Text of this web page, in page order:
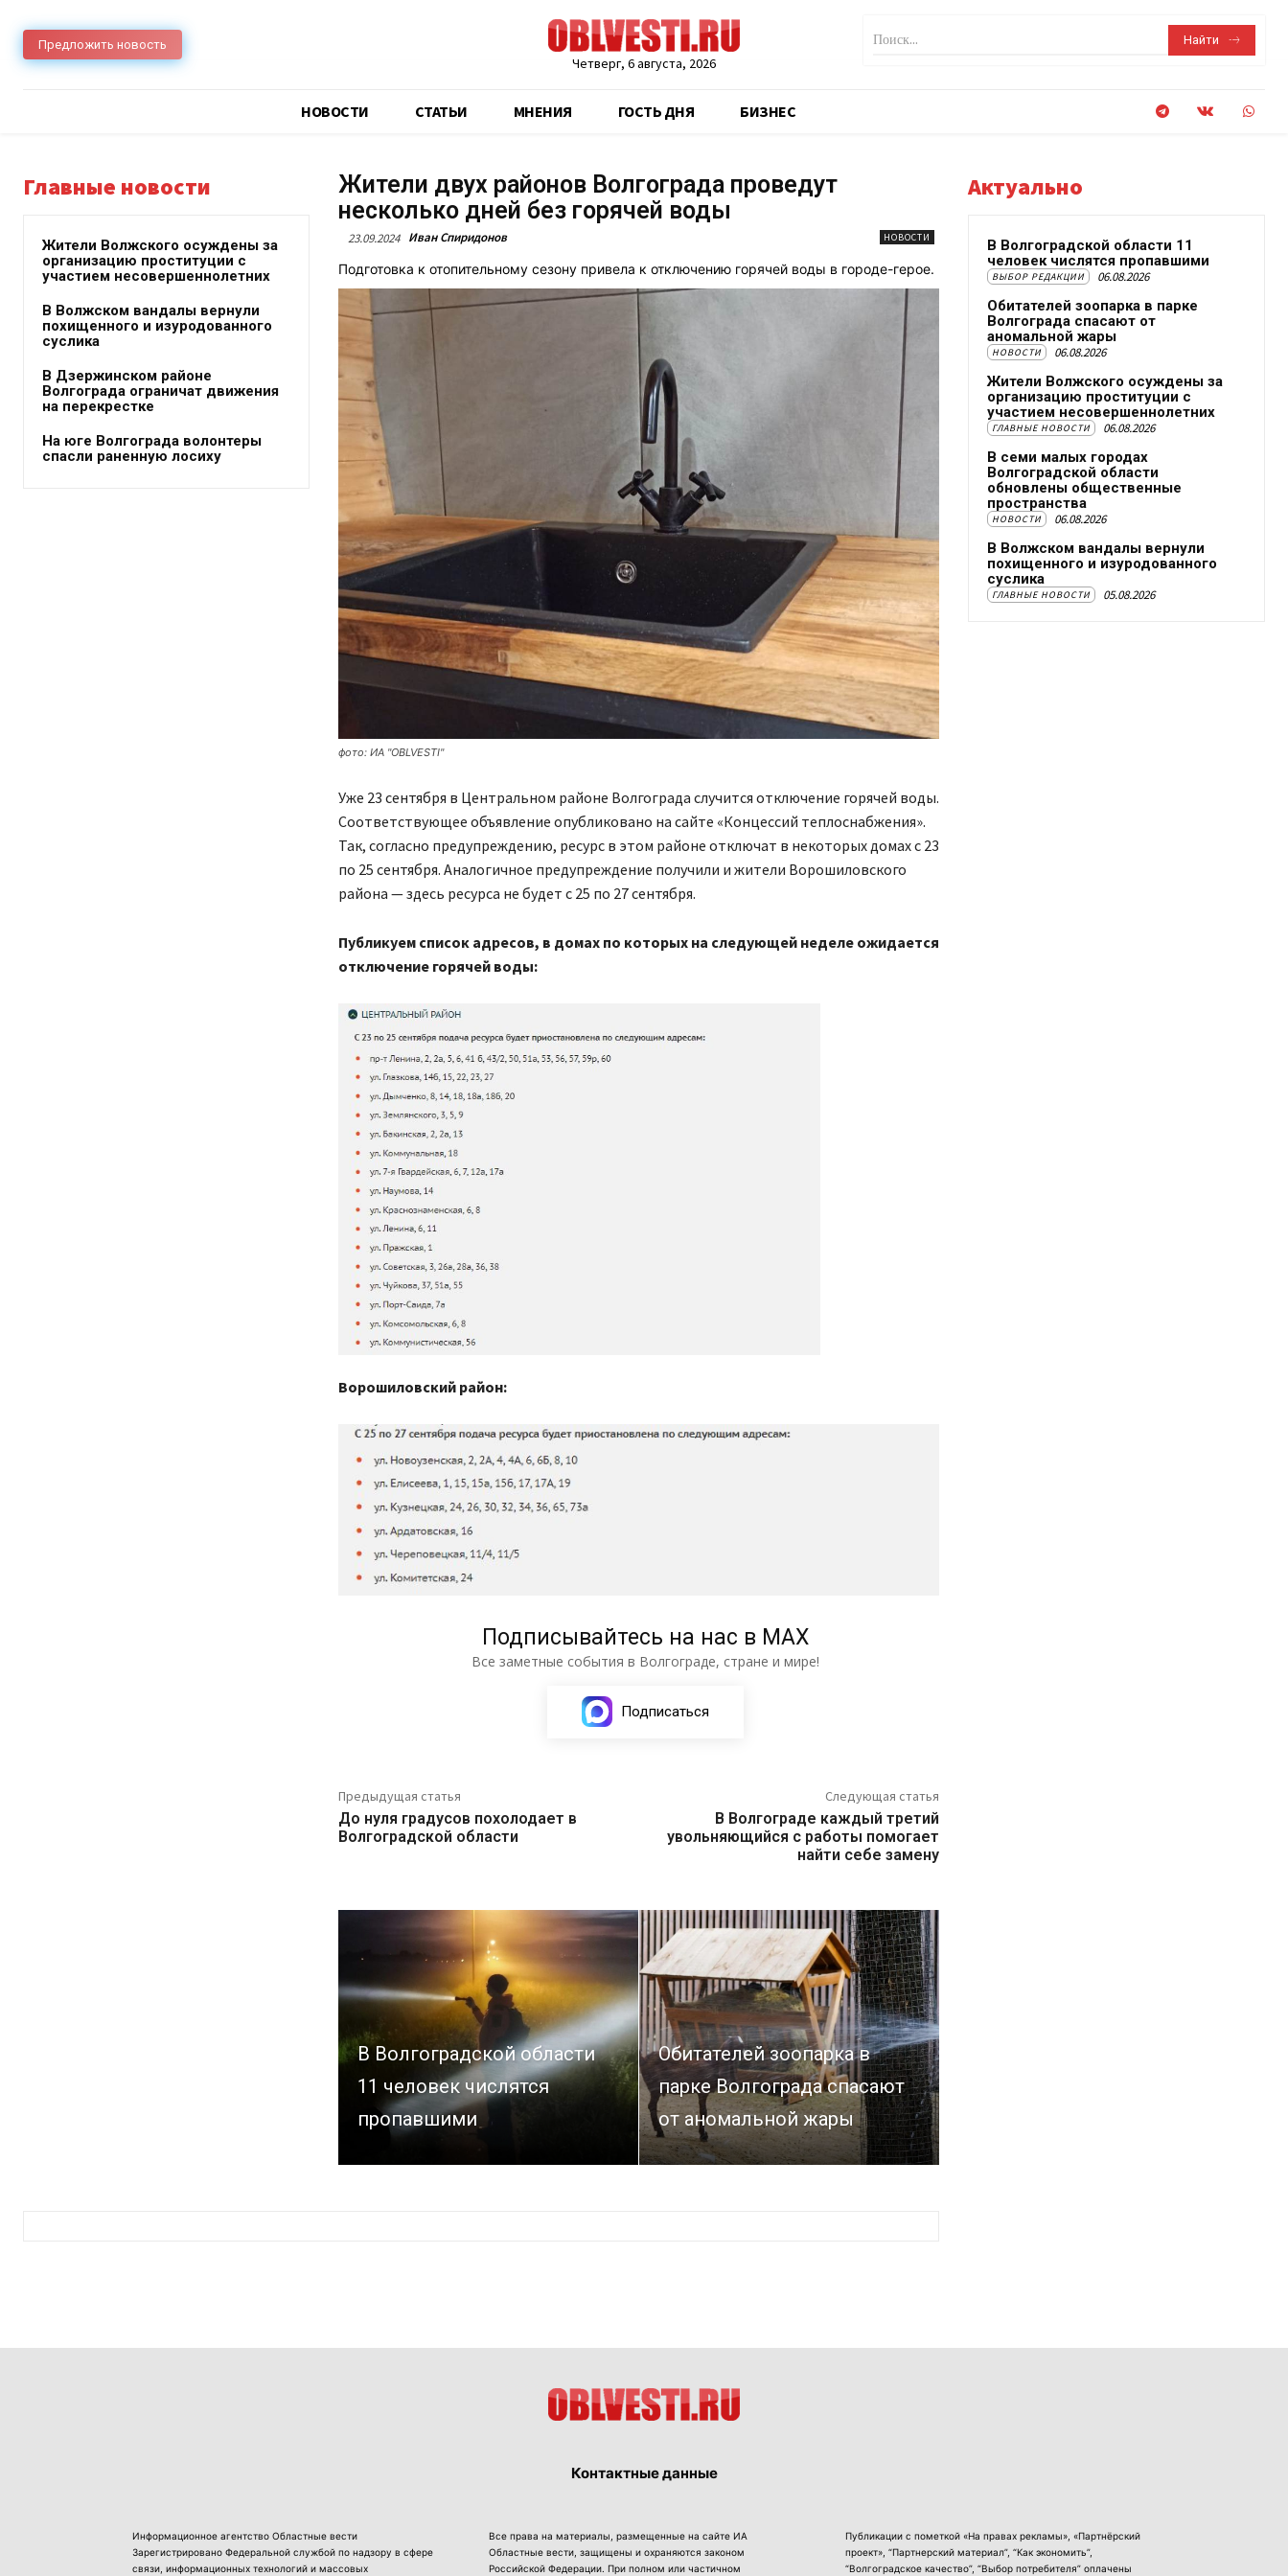
Предложить новость
Четверг, 6 августа, 2026
Поиск... Найти
НОВОСТИ CТАТЬИ МНЕНИЯ ГОСТЬ ДНЯ БИЗНЕС
Главные новости
Жители Волжского осуждены за
организацию проституции с
участием несовершеннолетних
В Волжском вандалы вернули
похищенного и изуродованного
суслика
В Дзержинском районе
Волгограда ограничат движения
на перекрестке
На юге Волгограда волонтеры
спасли раненную лосиху
Жители двух районов Волгограда проведут
несколько дней без горячей воды
23.09.2024 Иван Спиридонов НОВОСТИ
Подготовка к отопительному сезону привела к отключению горячей воды в городе-герое.
фото: ИА "OBLVESTI"
Уже 23 сентября в Центральном районе Волгограда случится отключение горячей воды.
Соответствующее объявление опубликовано на сайте «Концессий теплоснабжения».
Так, согласно предупреждению, ресурс в этом районе отключат в некоторых домах с 23
по 25 сентября. Аналогичное предупреждение получили и жители Ворошиловского
района — здесь ресурса не будет с 25 по 27 сентября.
Публикуем список адресов, в домах по которых на следующей неделе ожидается
отключение горячей воды:
Ворошиловский район:
Подписывайтесь на нас в МАХ
Все заметные события в Волгограде, стране и мире!
Подписаться
Предыдущая статья
До нуля градусов похолодает в
Волгоградской области
Следующая статья
В Волгограде каждый третий
увольняющийся с работы помогает
найти себе замену
В Волгоградской области
11 человек числятся
пропавшими
Обитателей зоопарка в
парке Волгограда спасают
от аномальной жары
Актуально
В Волгоградской области 11
человек числятся пропавшими
ВЫБОР РЕДАКЦИИ 06.08.2026
Обитателей зоопарка в парке
Волгограда спасают от
аномальной жары
НОВОСТИ 06.08.2026
Жители Волжского осуждены за
организацию проституции с
участием несовершеннолетних
ГЛАВНЫЕ НОВОСТИ 06.08.2026
В семи малых городах
Волгоградской области
обновлены общественные
пространства
НОВОСТИ 06.08.2026
В Волжском вандалы вернули
похищенного и изуродованного
суслика
ГЛАВНЫЕ НОВОСТИ 05.08.2026
Контактные данные
Информационное агентство Областные вести
Зарегистрировано Федеральной службой по надзору в сфере
связи, информационных технологий и массовых
Все права на материалы, размещенные на сайте ИА
Областные вести, защищены и охраняются законом
Российской Федерации. При полном или частичном
Публикации с пометкой «На правах рекламы», «Партнёрский
проект», “Партнерский материал”, “Как экономить”,
“Волгоградское качество”, “Выбор потребителя” оплачены